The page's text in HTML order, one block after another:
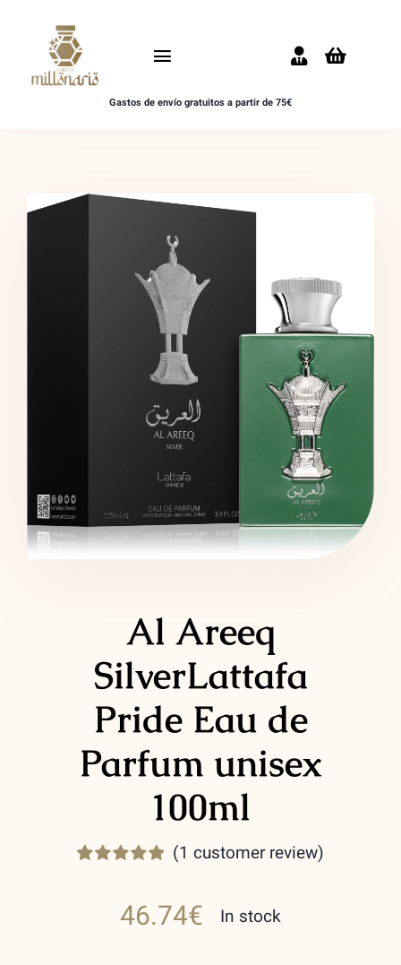
contenido
Toggle
Navigation
UNISEX
Gastos de envío gratuitos a partir de 75€
Al Areeq
SilverLattafa
Pride Eau de
Parfum unisex
100ml
customer
(1 customer review)
46.74€ In stock